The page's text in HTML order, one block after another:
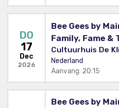
DO
17
Dec
2026
Bee Gees by
Family, Fame &
Cultuurhuis De
Nederland
Aanvang: 20:15
Bee Gees by